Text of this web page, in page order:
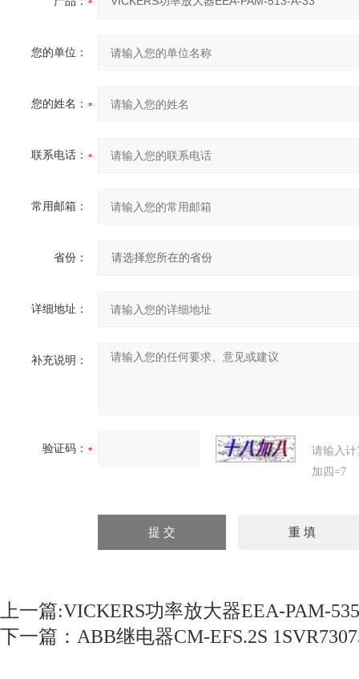
您的单位：
您的姓名：
联系电话：
常用邮箱：
省份：
详细地址：
补充说明：
验证码：
请输入
加四=7
上一篇:VICKERS功率放大器EEA-PAM-
下一篇： ABB继电器CM-EFS.2S